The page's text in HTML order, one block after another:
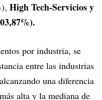
High Tech-Servicios y
por industria, se
entre las industrias
una diferencia
alta y la mediana de